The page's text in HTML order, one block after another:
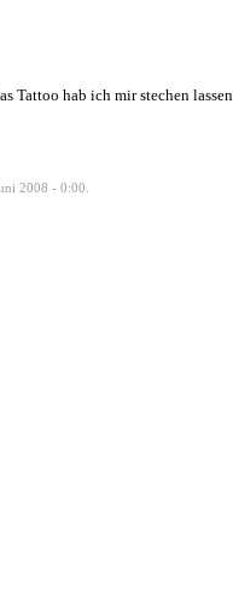
Tattoo hab ich mir stechen
2008 - 0:00.